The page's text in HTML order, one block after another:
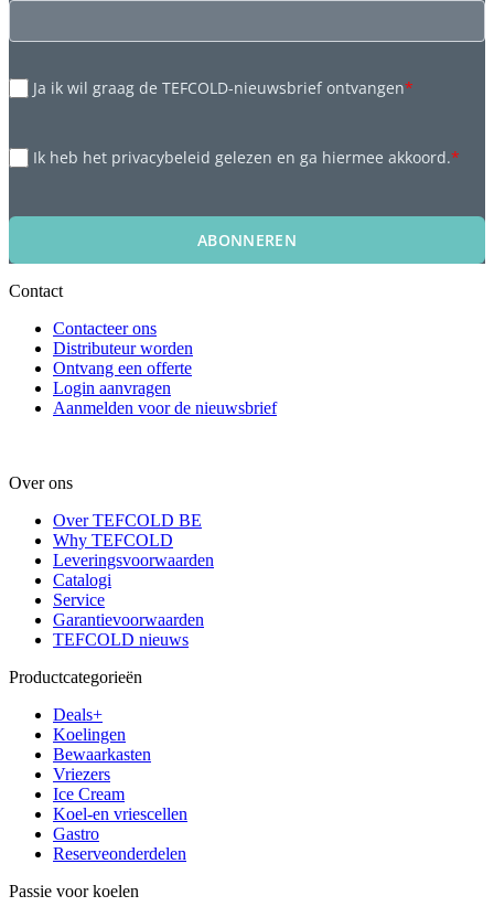
Ja ik wil graag de TEFCOLD-nieuwsbrief ontvangen*
Ik heb het privacybeleid gelezen en ga hiermee akkoord.*
ABONNEREN
Contact
Contacteer ons
Distributeur worden
Ontvang een offerte
Login aanvragen
Aanmelden voor de nieuwsbrief
Over ons
Over TEFCOLD BE
Why TEFCOLD
Leveringsvoorwaarden
Catalogi
Service
Garantievoorwaarden
TEFCOLD nieuws
Productcategorieën
Deals+
Koelingen
Bewaarkasten
Vriezers
Ice Cream
Koel-en vriescellen
Gastro
Reserveonderdelen
Passie voor koelen